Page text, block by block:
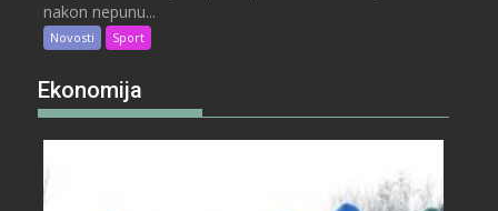
nakon nepunu...
Novosti Sport
Ekonomija